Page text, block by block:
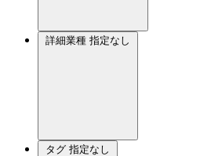
詳細業種 指定なし
タグ 指定なし